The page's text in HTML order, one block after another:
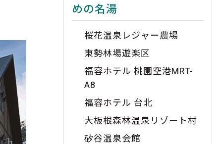
めの名湯
桜花温泉レジャー農場
東勢林場遊楽区
福容ホテル 桃園空港MRT-
A8
福容ホテル 台北
大板根森林温泉リゾート村
矽谷温泉会館